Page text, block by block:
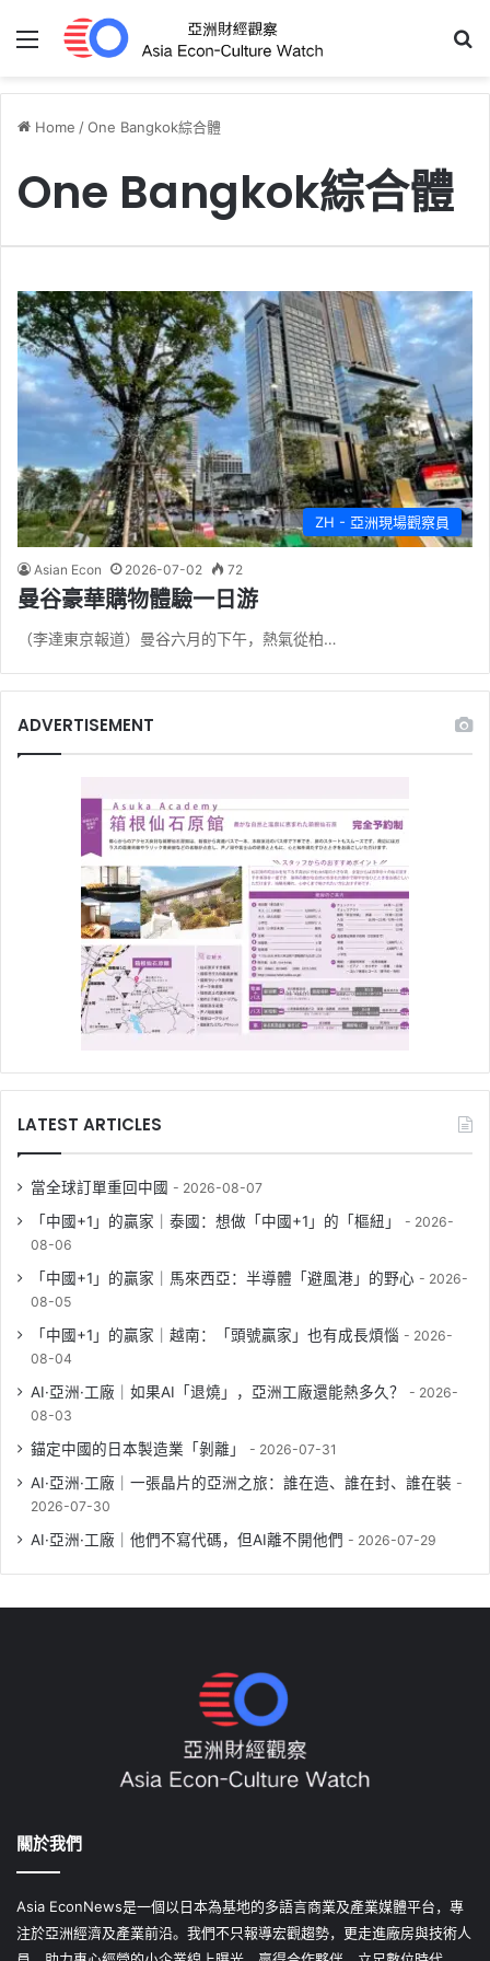
Menu
Home /One Bangkok綜合體
One Bangkok綜合體
ZH - 亞洲現場觀察員
Asian Econ 2026-07-02 72
曼谷豪華購物體驗一日游
（李達東京報道）曼谷六月的下午，熱氣從柏…
ADVERTISEMENT
LATEST ARTICLES
當全球訂單重回中國 2026-08-07
「中國+1」的贏家｜泰國：想做「中國+1」的「樞紐」
2026-
08-06
「中國+1」的贏家｜馬來西亞：半導體「避風港」的野心
2026-
08-05
「中國+1」的贏家｜越南：「頭號贏家」也有成長煩惱
2026-
08-04
AI·亞洲·工廠｜如果AI「退燒」，亞洲工廠還能熱多久？
2026-
08-03
錨定中國的日本製造業「剝離」 2026-07-31
AI·亞洲·工廠｜一張晶片的亞洲之旅：誰在造、誰在封、誰在裝
2026-07-30
AI·亞洲·工廠｜他們不寫代碼，但AI離不開他們 2026-07-29
關於我們
Asia EconNews是一個以日本為基地的多語言商業及產業媒體平台，專
注於亞洲經濟及產業前沿。我們不只報導宏觀趨勢，更走進廠房與技術人